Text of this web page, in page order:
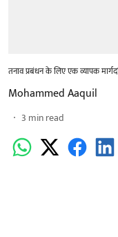
तनाव प्रबंधन के लिए एक व्यापक
Mohammed Aaquil
3 min read